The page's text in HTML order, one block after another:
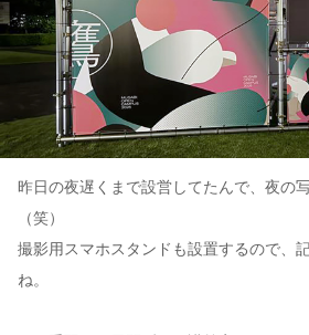
昨日の夜遅くまで設営してたんで、夜の
（笑）
撮影用スマホスタンドも設置するので、
ね。